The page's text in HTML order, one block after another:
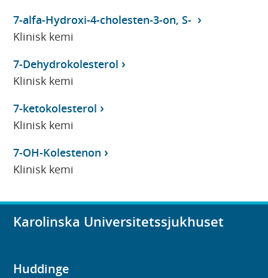
7-alfa-Hydroxi-4-cholesten-3-on, S-
Klinisk kemi
7-Dehydrokolesterol
Klinisk kemi
7-ketokolesterol
Klinisk kemi
7-OH-Kolestenon
Klinisk kemi
Karolinska Universitetssjukhuset
Huddinge